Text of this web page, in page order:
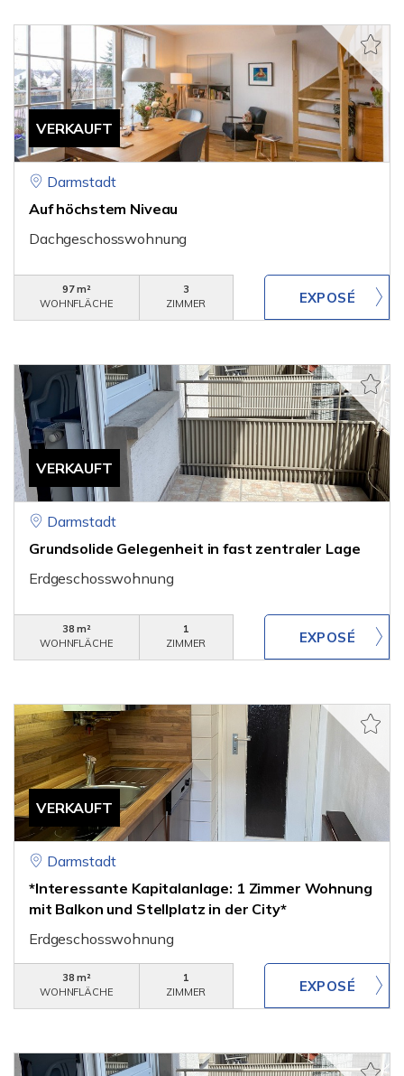
VERKAUFT
Darmstadt
Auf höchstem Niveau
Dachgeschosswohnung
97 m²
WOHNFLÄCHE
3
ZIMMER
VERKAUFT
Darmstadt
Grundsolide Gelegenheit in fast zentraler Lage
Erdgeschosswohnung
38 m²
WOHNFLÄCHE
1
ZIMMER
VERKAUFT
Darmstadt
*Interessante Kapitalanlage: 1 Zimmer Wohnung
mit Balkon und Stellplatz in der City*
Erdgeschosswohnung
38 m²
WOHNFLÄCHE
1
ZIMMER